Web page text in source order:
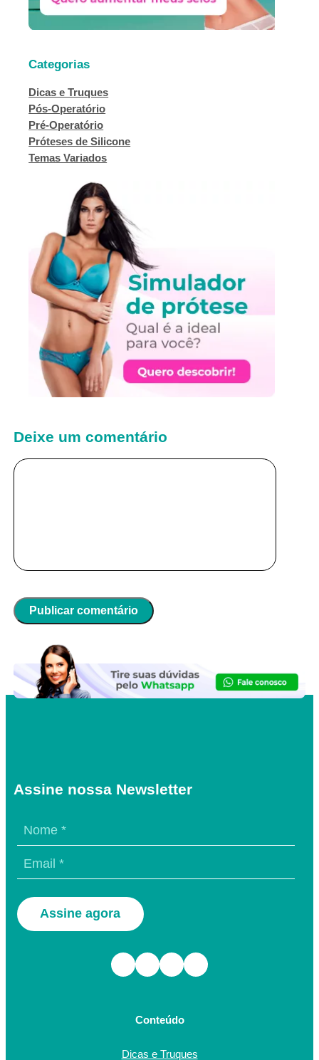
Categorias
Dicas e Truques
Pós-Operatório
Pré-Operatório
Próteses de Silicone
Temas Variados
Deixe um comentário
Assine nossa Newsletter
Assine agora
Facebook Instagram TikTok Youtube
Conteúdo
Dicas e Truques